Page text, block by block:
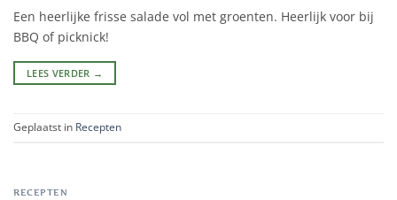
Een heerlijke frisse salade vol met groenten. Heerlijk voor bij
BBQ of picknick!
LEES VERDER →
Geplaatst in Recepten
RECEPTEN